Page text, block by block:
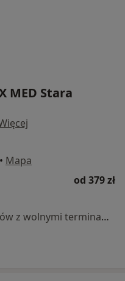
MED Stara
• Mapa
od 379 zł
Brak dostępnych specjalistów z wolnymi terminami w tym centrum medycznym.